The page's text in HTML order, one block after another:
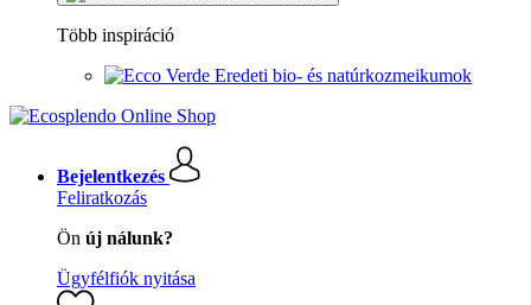
Több inspiráció
Eredeti bio- és natúrkozmeikumok
Bejelentkezés
Feliratkozás
Ön új nálunk?
Ügyfélfiók nyitása